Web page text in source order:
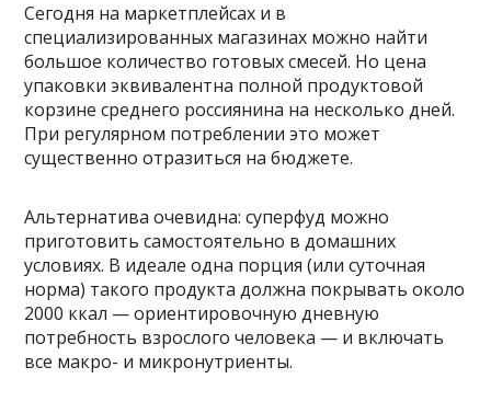
Сегодня на маркетплейсах и в
специализированных магазинах можно найти
большое количество готовых смесей. Но цена
упаковки эквивалентна полной продуктовой
корзине среднего россиянина на несколько дней.
При регулярном потреблении это может
существенно отразиться на бюджете.
Альтернатива очевидна: суперфуд можно
приготовить самостоятельно в домашних
условиях. В идеале одна порция (или суточная
норма) такого продукта должна покрывать около
2000 ккал — ориентировочную дневную
потребность взрослого человека — и включать
все макро- и микронутриенты.